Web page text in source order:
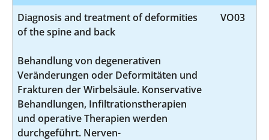
Diagnosis and treatment of deformities
of the spine and back
Behandlung von degenerativen
Veränderungen oder Deformitäten und
Frakturen der Wirbelsäule. Konservative
Behandlungen, Infiltrationstherapien
und operative Therapien werden
durchgeführt. Nerven-
VO03